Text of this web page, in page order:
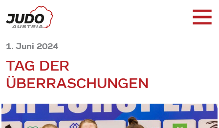
1. Juni 2024
TAG DER
ÜBERRASCHUNGEN